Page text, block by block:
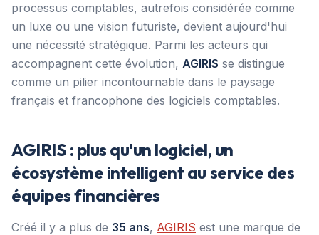
processus comptables, autrefois considérée comme
un luxe ou une vision futuriste, devient aujourd'hui
une nécessité stratégique. Parmi les acteurs qui
accompagnent cette évolution, AGIRIS se distingue
comme un pilier incontournable dans le paysage
français et francophone des logiciels comptables.
AGIRIS : plus qu'un logiciel, un
écosystème intelligent au service des
équipes financières
Créé il y a plus de 35 ans, AGIRIS est une marque de